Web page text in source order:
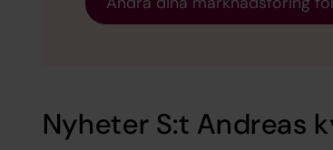
Nyheter S:t Andreas